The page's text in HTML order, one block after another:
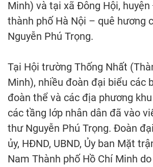
Minh) và tại xã Đông Hội, huyện
thành phố Hà Nội – quê hương
Nguyễn Phú Trọng.
Tại Hội trường Thống Nhất
Minh), nhiều đoàn đại biểu các
đoàn thể và các địa phương
các tầng lớp nhân dân đã vào
thư Nguyễn Phú Trọng. Đoàn
ủy, HĐND, UBND, Ủy ban Mặt
Nam Thành phố Hồ Chí Minh